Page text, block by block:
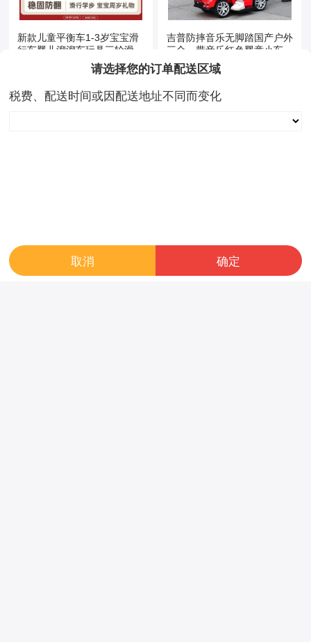
新款儿童平衡车1-3岁宝宝滑
行车婴儿溜溜车玩具三轮滑行
好评率100% 成交数:0
吉普防摔音乐无脚踏国产户外
三合一带音乐红色婴童小车学
步车
￥ 103.00
好评率100%
扭扭车儿童溜溜车1-3岁男女
宝宝学步车大人可坐防侧翻滑
儿童扭扭车1一3岁男宝宝女
溜溜车大人可坐静音轮防侧翻
请选择您的订单配送区域
税费、配送时间或因配送地址不同而变化
取消 确定